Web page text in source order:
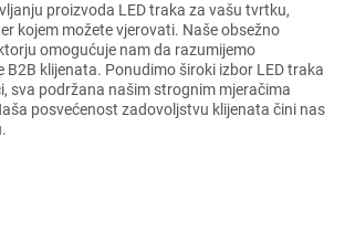
proizvoda LED traka za vašu tvrtku,
kojem možete vjerovati. Naše obsežno
omogućuje nam da razumijemo
B2B klijenata. Ponudimo široki izbor LED traka
sva podržana našim strognim mjeračima
posvećenost zadovoljstvu klijenata čini nas